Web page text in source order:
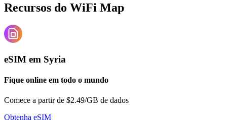
Recursos do WiFi Map
eSIM em Syria
Fique online em todo o mundo
Comece a partir de $2.49/GB de dados
Obtenha eSIM